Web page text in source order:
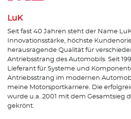
LuK
Seit fast 40 Jahren steht der Name
Innovationsstärke, höchste
herausragende Qualität für
Antriebsstrang des Automobils. Seit
Lieferant für Systeme und
Antriebsstrang im modernen
meine Motorsportkarriere. Die
wurde u.a. 2001 mit dem Gesamtsieg
gekrönt.